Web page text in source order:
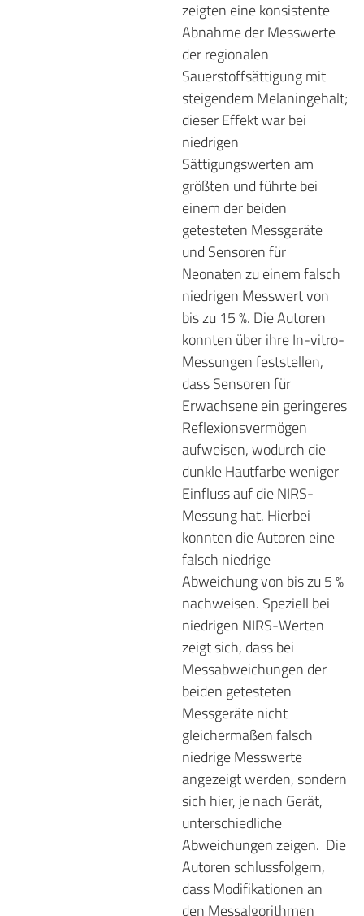
zeigten eine konsistente
Abnahme der Messwerte
der regionalen
Sauerstoffsättigung mit
steigendem Melaningehalt;
dieser Effekt war bei
niedrigen
Sättigungswerten am
größten und führte bei
einem der beiden
getesteten Messgeräte
und Sensoren für
Neonaten zu einem falsch
niedrigen Messwert von
bis zu 15 %. Die Autoren
konnten über ihre In-vitro-
Messungen feststellen,
dass Sensoren für
Erwachsene ein geringeres
Reflexionsvermögen
aufweisen, wodurch die
dunkle Hautfarbe weniger
Einfluss auf die NIRS-
Messung hat. Hierbei
konnten die Autoren eine
falsch niedrige
Abweichung von bis zu 5 %
nachweisen. Speziell bei
niedrigen NIRS-Werten
zeigt sich, dass bei
Messabweichungen der
beiden getesteten
Messgeräte nicht
gleichermaßen falsch
niedrige Messwerte
angezeigt werden, sondern
sich hier, je nach Gerät,
unterschiedliche
Abweichungen zeigen. Die
Autoren schlussfolgern,
dass Modifikationen an
den Messalgorithmen